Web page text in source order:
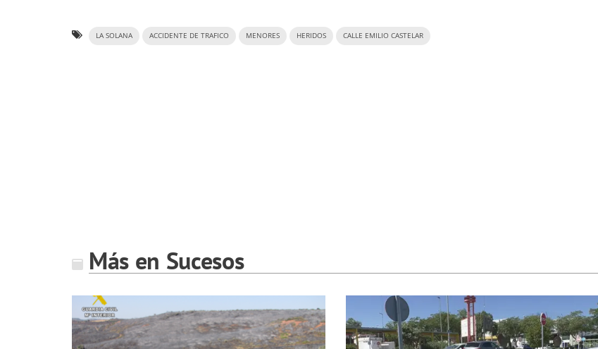
LA SOLANA ACCIDENTE DE TRAFICO MENORES HERIDOS CALLE EMILIO CASTELAR
Más en Sucesos